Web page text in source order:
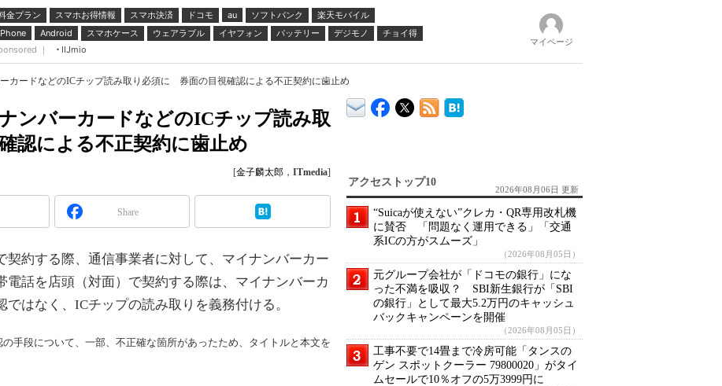
金プラン スマホお得情報 スマホ決済 ドコモ au ソフトバンク
楽天モバイル
Android スマホケース ウェアラブル イヤフォン バッテリー デジモノ
チョイ得
｜
IIJmio
マイページ
カードなどのICチップ読み取り必須に 券面の目視確認による不正契約に歯止め
ンバーカードなどのICチップ読み取
認による不正契約に歯止め
[金子麟太郎 ， ITmedia]
Share
約する際、通信事業者に対して、マイナンバーカー
電話を店頭（対面）で契約する際は、マイナンバーカ
はなく、ICチップの読み取りを義務付ける。
の手段について、一部、不正確な箇所があったため、タイトルと本文を
アクセストップ10
2026年08月06日 更新
“Suicaが使えない”クレカ・QR専用改札機
に賛否 「問題なく運用できる」「交通
系ICの方がスムーズ」
（2026年08月05日）
元グループ会社が「ドコモの銀行」にな
った不満を吸収？ SBI新生銀行が「SBI
の銀行」として最大5.2万円のキャッシュ
バックキャンペーンを開催
（2026年08月05日）
工事不要で14畳まで冷房可能「タンスの
ゲン スポットクーラー 79800020」がタイ
ムセールで10％オフの5万3999円に